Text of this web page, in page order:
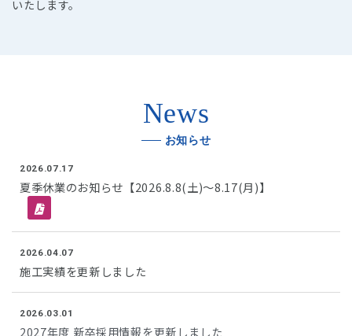
いたします。
News
お知らせ
2026.07.17
夏季休業のお知らせ【2026.8.8(土)～8.17(月)】
2026.04.07
施工実績を更新しました
2026.03.01
2027年度 新卒採用情報を更新しました